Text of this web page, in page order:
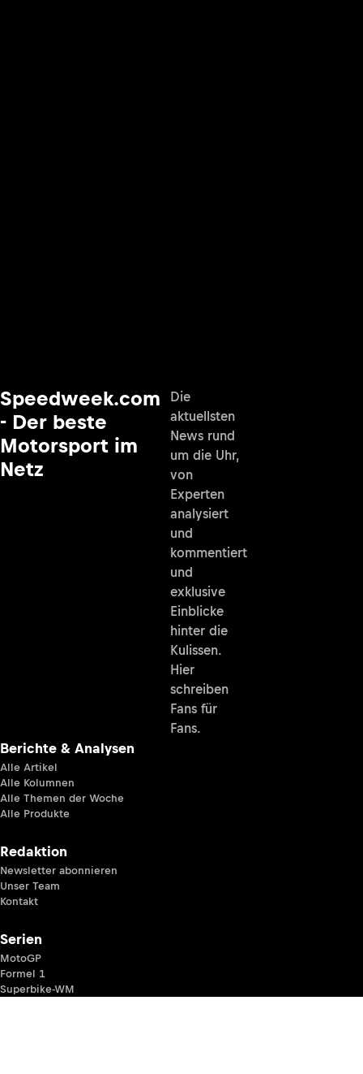
Speedweek.com
- Der beste
Motorsport im
Netz
Die
aktuellsten
News rund
um die Uhr,
von
Experten
analysiert
und
kommentiert
und
exklusive
Einblicke
hinter die
Kulissen.
Hier
schreiben
Fans für
Fans.
Berichte & Analysen
Alle Artikel
Alle Kolumnen
Alle Themen der Woche
Alle Produkte
Redaktion
Newsletter abonnieren
Unser Team
Kontakt
Serien
MotoGP
Formel 1
Superbike-WM